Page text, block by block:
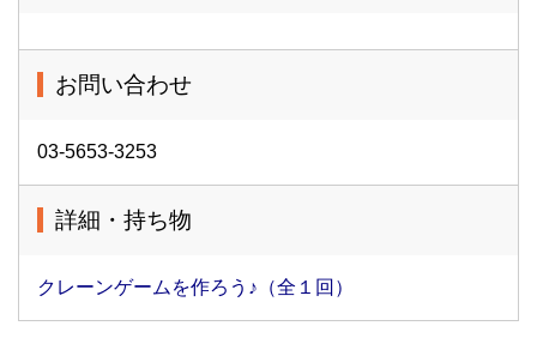
お問い合わせ
03-5653-3253
詳細・持ち物
クレーンゲームを作ろう♪（全１回）